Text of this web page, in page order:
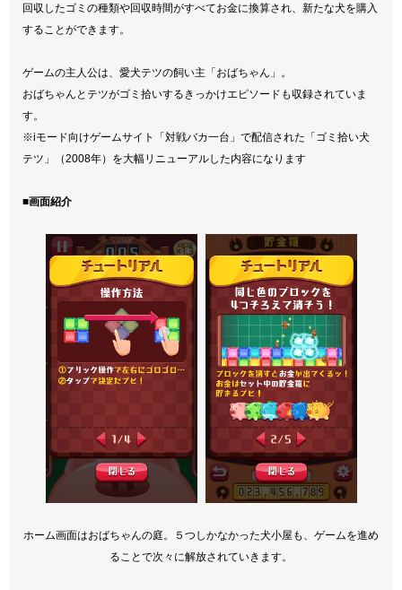
回収したゴミの種類や回収時間がすべてお金に換算され、新たな犬を購入
することができます。
ゲームの主人公は、愛犬テツの飼い主「おばちゃん」。
おばちゃんとテツがゴミ拾いするきっかけエピソードも収録されていま
す。
※iモード向けゲームサイト「対戦バカ一台」で配信された「ゴミ拾い犬
テツ」（2008年）を大幅リニューアルした内容になります
■画面紹介
ホーム画面はおばちゃんの庭。５つしかなかった犬小屋も、ゲームを進め
ることで次々に解放されていきます。